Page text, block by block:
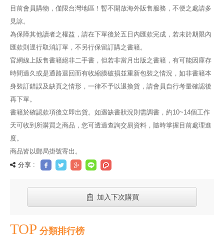
目前會員購物，僅限台灣地區！暫不開放海外販售服務，不便之處請多
見諒。
為保障其他讀者之權益，請在下單後於五日內匯款完成，若未於期限內
匯款則逕行取消訂單，不另行保留訂購之書籍。
官網線上販售書籍絕非二手書，但若非當月出版之書籍，有可能因庫存
時間過久或是通路退回而有收縮膜破損並重新包裝之情況，如非書籍本
身裝訂錯誤及缺頁之情形，一律不予以退換貨，請會員自行考量確認後
再下單。
書籍於確認款項後立即出貨。如遇缺書狀況則需調書，約10~14個工作
天可收到所購買之商品，您可透過查詢交易資料，隨時掌握目前處理進
度。
商品皆以郵局掛號寄出。
分享 :
加入下次購買
TOP 分類排行榜